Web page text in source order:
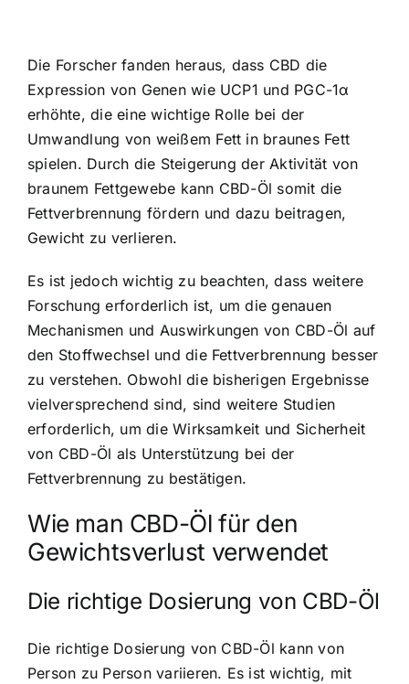
Die Forscher fanden heraus, dass CBD die
Expression von Genen wie UCP1 und PGC-1α
erhöhte, die eine wichtige Rolle bei der
Umwandlung von weißem Fett in braunes Fett
spielen. Durch die Steigerung der Aktivität von
braunem Fettgewebe kann CBD-Öl somit die
Fettverbrennung fördern und dazu beitragen,
Gewicht zu verlieren.
Es ist jedoch wichtig zu beachten, dass weitere
Forschung erforderlich ist, um die genauen
Mechanismen und Auswirkungen von CBD-Öl auf
den Stoffwechsel und die Fettverbrennung besser
zu verstehen. Obwohl die bisherigen Ergebnisse
vielversprechend sind, sind weitere Studien
erforderlich, um die Wirksamkeit und Sicherheit
von CBD-Öl als Unterstützung bei der
Fettverbrennung zu bestätigen.
Wie man CBD-Öl für den
Gewichtsverlust verwendet
Die richtige Dosierung von CBD-Öl
Die richtige Dosierung von CBD-Öl kann von
Person zu Person variieren. Es ist wichtig, mit